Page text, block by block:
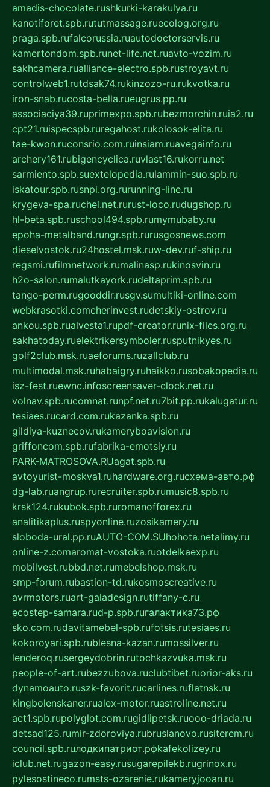
amadis-chocolate.rushkurki-karakulya.ru
kanotiforet.spb.rututmassage.ruecolog.org.ru
praga.spb.rufalcorussia.ruautodoctorservis.ru
kamertondom.spb.runet-life.net.ruavto-vozim.ru
sakhcamera.rualliance-electro.spb.rustroyavt.ru
controlweb1.rutdsak74.rukinzozo-ru.rukvotka.ru
iron-snab.rucosta-bella.rueugrus.pp.ru
associaciya39.ruprimexpo.spb.rubezmorchin.ruia2.ru
cpt21.ruispecspb.ruregahost.rukolosok-elita.ru
tae-kwon.ruconsrio.com.ruinsiam.ruavegainfo.ru
archery161.rubigencyclica.ruvlast16.rukorru.net
sarmiento.spb.suextelopedia.rulammin-suo.spb.ru
iskatour.spb.rusnpi.org.rurunning-line.ru
krygeva-spa.ruchel.net.rurust-loco.rudugshop.ru
hl-beta.spb.ruschool494.spb.rumymubaby.ru
epoha-metalband.rungr.spb.rurusgosnews.com
dieselvostok.ru24hostel.msk.ruw-dev.ruf-ship.ru
regsmi.rufilmnetwork.rumalinasp.rukinosvin.ru
h2o-salon.rumalutkayork.rudeltaprim.spb.ru
tango-perm.rugooddir.rusgv.sumultiki-online.com
webkrasotki.comcherinvest.rudetskiy-ostrov.ru
ankou.spb.rualvesta1.rupdf-creator.runix-files.org.ru
sakhatoday.ruelektrikersymboler.rusputnikyes.ru
golf2club.msk.ruaeforums.ruzallclub.ru
multimodal.msk.ruhabaigry.ruhaikko.rusobakopedia.ru
isz-fest.ruewnc.infoscreensaver-clock.net.ru
volnav.spb.rucomnat.runpf.net.ru7bit.pp.rukalugatur.ru
tesiaes.rucard.com.rukazanka.spb.ru
gildiya-kuznecov.rukameryboavision.ru
griffoncom.spb.rufabrika-emotsiy.ru
PARK-MATROSOVA.RUagat.spb.ru
avtoyurist-moskva1.ruhardware.org.ruсхема-авто.рф
dg-lab.ruangrup.rurecruiter.spb.rumusic8.spb.ru
krsk124.rukubok.spb.ruromanofforex.ru
analitikaplus.ruspyonline.ruzosikamery.ru
sloboda-ural.pp.ruAUTO-COM.SUhohota.netalimy.ru
online-z.comaromat-vostoka.ruotdelkaexp.ru
mobilvest.rubbd.net.rumebelshop.msk.ru
smp-forum.rubastion-td.rukosmoscreative.ru
avrmotors.ruart-galadesign.rutiffany-c.ru
ecostep-samara.rud-p.spb.ruгалактика73.рф
sko.com.rudavitamebel-spb.rufotsis.rutesiaes.ru
kokoroyari.spb.rublesna-kazan.rumossilver.ru
lenderoq.rusergeydobrin.rutochkazvuka.msk.ru
people-of-art.rubezzubova.ruclubtibet.ruorior-aks.ru
dynamoauto.ruszk-favorit.rucarlines.ruflatnsk.ru
kingbolenskaner.rualex-motor.ruastroline.net.ru
act1.spb.rupolyglot.com.rugidlipetsk.ruooo-driada.ru
detsad125.rumir-zdoroviya.rubruslanovo.rusiterem.ru
council.spb.ruлодкипатриот.рфkafekolizey.ru
iclub.net.rugazon-easy.rusugarepilekb.rugrinox.ru
pylesostineco.rumsts-ozarenie.rukameryjooan.ru